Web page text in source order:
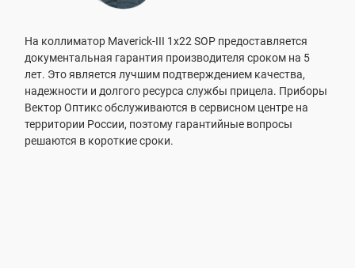
На коллиматор Maverick-III 1x22 SOP предоставляется
документальная гарантия производителя сроком на 5
лет. Это является лучшим подтверждением качества,
надежности и долгого ресурса службы прицела. Приборы
Вектор Оптикс обслуживаются в сервисном центре на
территории России, поэтому гарантийные вопросы
решаются в короткие сроки.